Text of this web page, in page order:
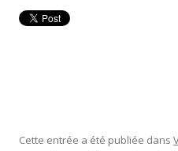
Cette entrée a été publiée dans